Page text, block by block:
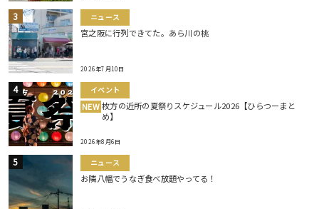
ニュース
宮之阪に行列できてた。あら川の桃
2026年7月10日
イベント
NEW 枚方の近所の夏祭りスケジュール2026【ひらつーまと
め】
2026年8月6日
ニュース
お隣八幡でうなぎ食べ放題やってる！